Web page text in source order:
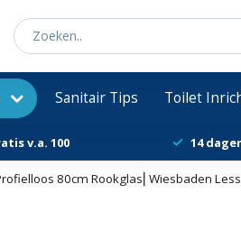
Sanitair Tips Toilet
v.a. 100 14
80cm Rookglas⎢Wiesbaden